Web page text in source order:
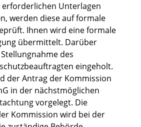
erforderlichen Unterlagen
werden diese auf formale
Ihnen wird eine formale
übermittelt. Darüber
des
eingeholt.
der Antrag der Kommission
in der nächstmöglichen
vorgelegt. Die
Kommission wird bei der